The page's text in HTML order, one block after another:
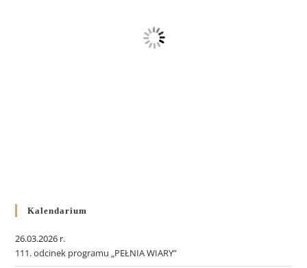
Kalendarium
26.03.2026 r.
111. odcinek programu „PEŁNIA WIARY”